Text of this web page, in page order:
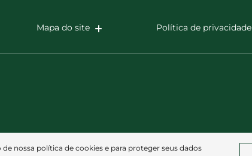
Mapa do site Política de privacidade
nossa política de cookies e para proteger seus dados